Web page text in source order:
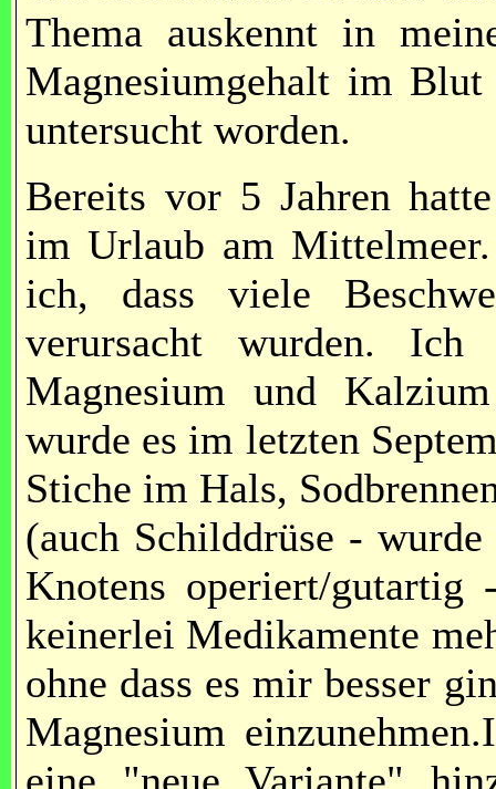
Thema auskennt in
Magnesiumgehalt im
untersucht worden.
Bereits vor 5 Jahren
im Urlaub am
ich, dass viele
verursacht wurden. Ich
Magnesium und
wurde es im letzten
Stiche im Hals,
(auch Schilddrüse -
Knotens operiert/
keinerlei Medikamente
ohne dass es mir besser
Magnesium